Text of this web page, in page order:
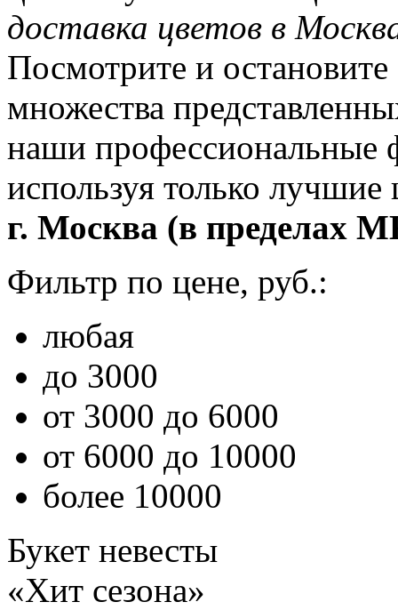
доставка цветов в
Посмотрите и
множества
наши профессиональные
используя только
г. Москва (в пределах
Фильтр по цене, руб.:
любая
до 3000
от 3000 до 6000
от 6000 до 10000
более 10000
Букет невесты
«Хит сезона»